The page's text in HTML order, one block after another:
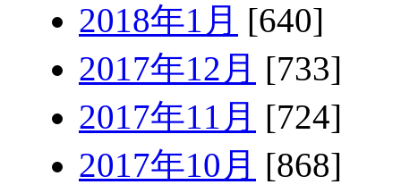
2018年1月 [640]
2017年12月 [733]
2017年11月 [724]
2017年10月 [868]